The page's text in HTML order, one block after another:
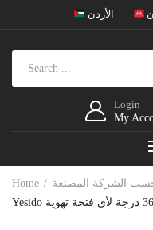
الأردن
Login
My
Home الشركة المصنعة